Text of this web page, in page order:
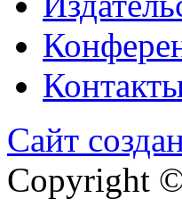
Сайт
Copyright